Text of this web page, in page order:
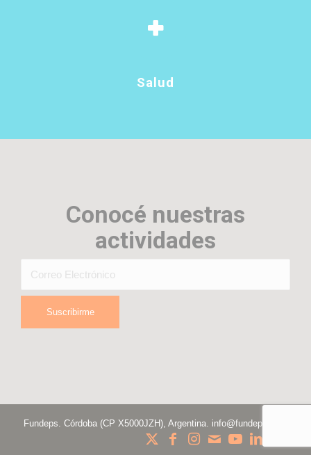
Salud
Conocé nuestras
actividades
Fundeps. Córdoba (CP X5000JZH), Argentina. info@fundeps.org